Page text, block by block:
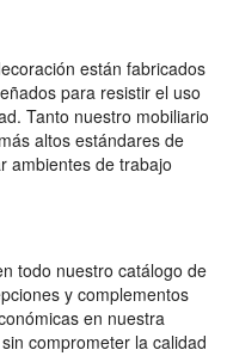
están fabricados
para resistir el uso
Tanto nuestro mobiliario
altos estándares de
ambientes de trabajo
todo nuestro catálogo de
y complementos
en nuestra
comprometer la calidad